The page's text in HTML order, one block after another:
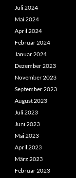
Juli 2024
Mai 2024
April 2024
Februar 2024
Januar 2024
Dezember 2023
November 2023
September 2023
August 2023
Juli 2023
Juni 2023
Mai 2023
April 2023
März 2023
Februar 2023